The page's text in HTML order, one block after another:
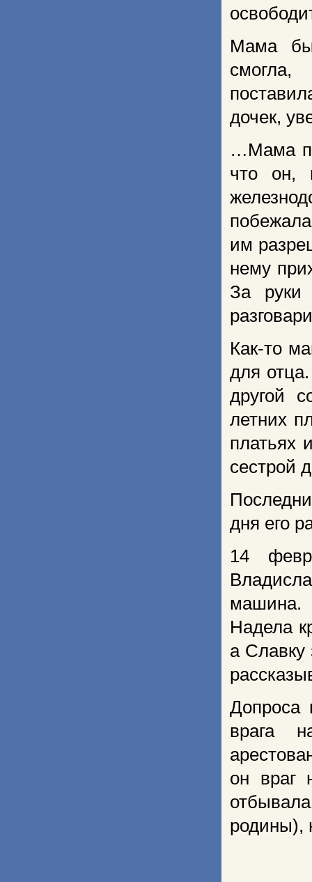
Мама
дочек,
…Мама
что он,
им
нему
За руки
Как-то
для
другой
летних
платьях
сестрой
дня его
14
машина.
Надела
а Славку
Допроса
врага
он враг
родины),